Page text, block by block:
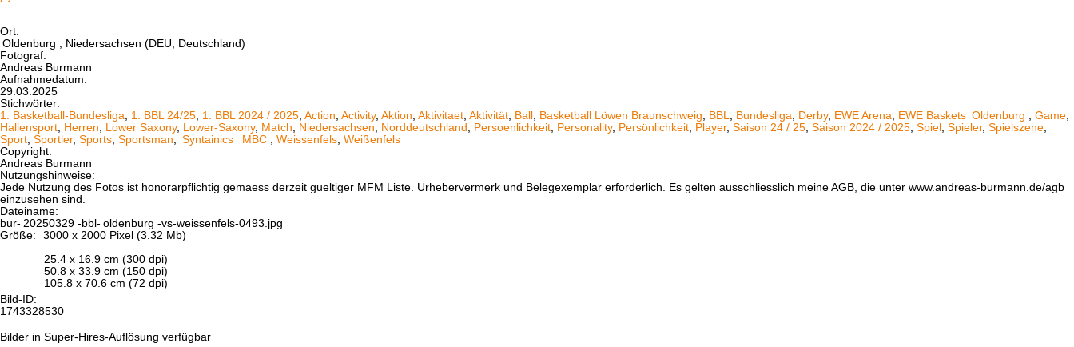
Ort:
Oldenburg
, Niedersachsen (DEU, Deutschland)
Fotograf:
Andreas Burmann
Aufnahmedatum:
29.03.2025
Stichwörter:
1. Basketball-Bundesliga
1. BBL 24/25 1. BBL 2024 / 2025 Action Activity, Aktion Aktivitaet Aktivität Ball Basketball Löwen Braunschweig BBL Bundesliga Derby, EWE Arena EWE Baskets Oldenburg Game,
Hallensport Herren Lower Saxony, Lower-Saxony, Match Niedersachsen Norddeutschland Persoenlichkeit Personality, Persönlichkeit Player, Saison 24 / 25 Saison 2024 / 2025 Spiel Spieler, Spielszene
Sport Sportler, Sports Sportsman Syntainics MBC Weissenfels, Weißenfels
Copyright:
Andreas Burmann
Nutzungshinweise:
Jede Nutzung des Fotos ist honorarpflichtig gemaess derzeit gueltiger MFM Liste. Urhebervermerk und Belegexemplar erforderlich. Es gelten ausschliesslich meine AGB, die unter www.andreas-burmann.de/agb
einzusehen sind.
Dateiname:
bur- 20250329 -bbl- oldenburg -vs-weissenfels-0493.jpg
Größe:
3000 x 2000 Pixel (3.32 Mb)
25.4 x 16.9 cm (300 dpi)
50.8 x 33.9 cm (150 dpi)
105.8 x 70.6 cm (72 dpi)
Bild-ID:
1743328530
Bilder in Super-Hires-Auflösung verfügbar